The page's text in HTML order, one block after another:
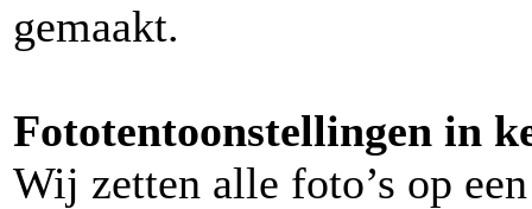
gemaakt.
Fototentoonstellingen in
Wij zetten alle foto’s op